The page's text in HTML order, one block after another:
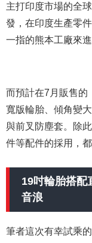
主打印度市場的全
發，在印度生產零
一指的熊本工廠來進
而預計在7月販售的
寬版輪胎、傾角變
與前叉防塵套。除
件等配件的採用，
19吋輪胎搭配
音浪
筆者這次有幸試乘